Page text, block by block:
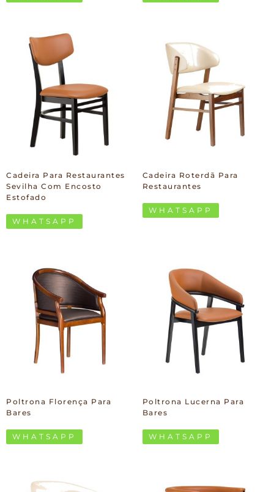
Cadeira Para Restaurantes
Sevilha Com Encosto
Estofado
WHATSAPP
Cadeira Roterdã Para
Restaurantes
WHATSAPP
Poltrona Florença Para
Bares
WHATSAPP
Poltrona Lucerna Para
Bares
WHATSAPP